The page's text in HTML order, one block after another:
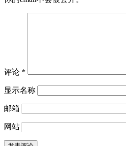
评论 *
显示名称
邮箱
网站